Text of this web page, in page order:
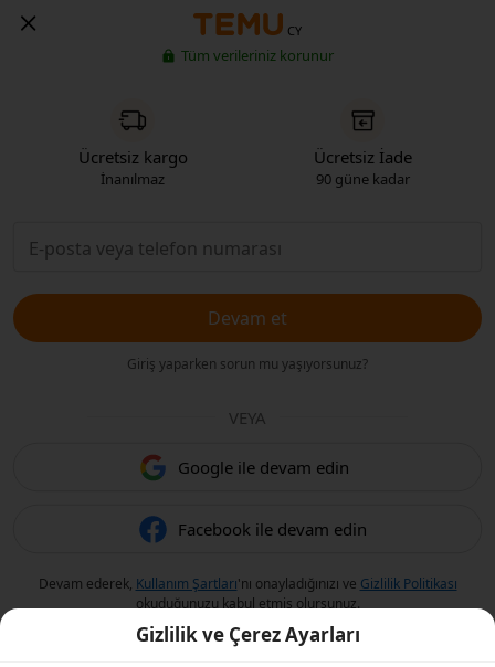
CY
Tüm verileriniz korunur
Ücretsiz kargo
İnanılmaz
Ücretsiz İade
90 güne kadar
Devam et
Giriş yaparken sorun mu yaşıyorsunuz?
VEYA
Google ile devam edin
Facebook ile devam edin
Devam ederek, Kullanım Şartları'nı onayladığınızı ve Gizlilik Politikası
okuduğunuzu kabul etmiş olursunuz.
Gizlilik ve Çerez Ayarları